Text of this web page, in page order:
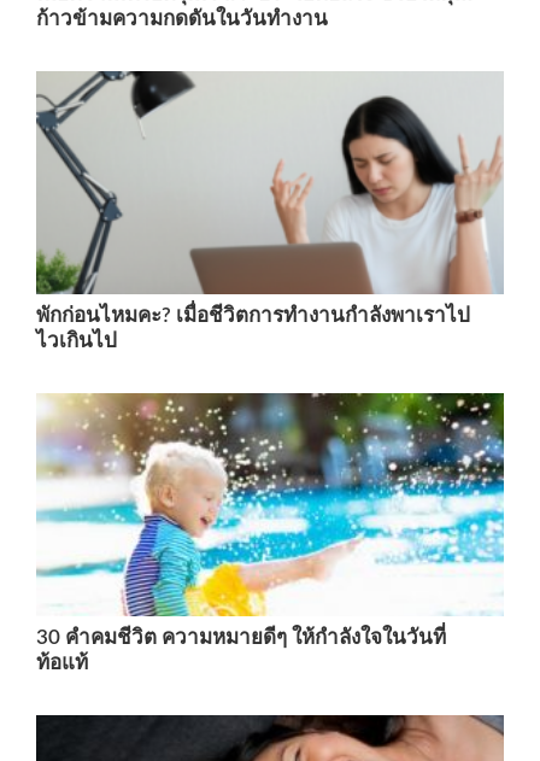
ก้าวข้ามความกดดันในวันทำงาน
พักก่อนไหมคะ? เมื่อชีวิตการทำงานกำลังพาเราไป
ไวเกินไป
30 คําคมชีวิต ความหมายดีๆ ให้กำลังใจในวันที่
ท้อแท้